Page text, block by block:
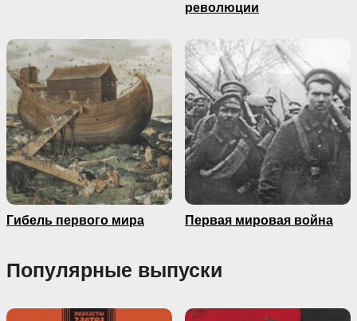
революции
Гибель первого мира Первая мировая война
Популярные выпуски